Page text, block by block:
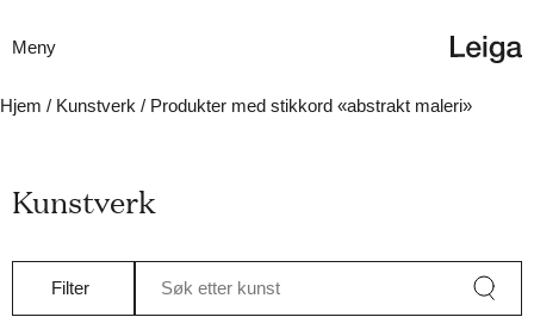
Meny
Hjem / Kunstverk / Produkter med stikkord «abstrakt maleri»
Kunstverk
Filter Søk etter kunst